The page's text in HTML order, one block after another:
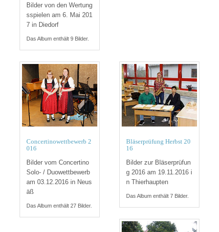
Bilder von den Wertung
sspielen am 6. Mai 201
7 in Diedorf
Das Album enthält 9 Bilder.
Concertinowettbewerb 2
016
Bilder vom Concertino
Solo- / Duowettbewerb
am 03.12.2016 in Neus
äß
Das Album enthält 27 Bilder.
Bläserprüfung Herbst 20
16
Bilder zur Bläserprüfun
g 2016 am 19.11.2016 i
n Thierhaupten
Das Album enthält 7 Bilder.